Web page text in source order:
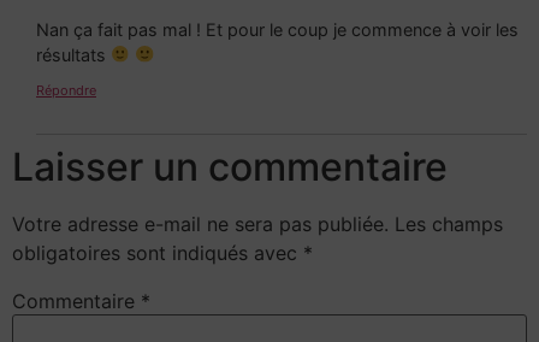
Nan ça fait pas mal ! Et pour le coup je commence à voir les
résultats
Répondre
Laisser un commentaire
Votre adresse e-mail ne sera pas publiée. Les champs
obligatoires sont indiqués avec *
Commentaire *